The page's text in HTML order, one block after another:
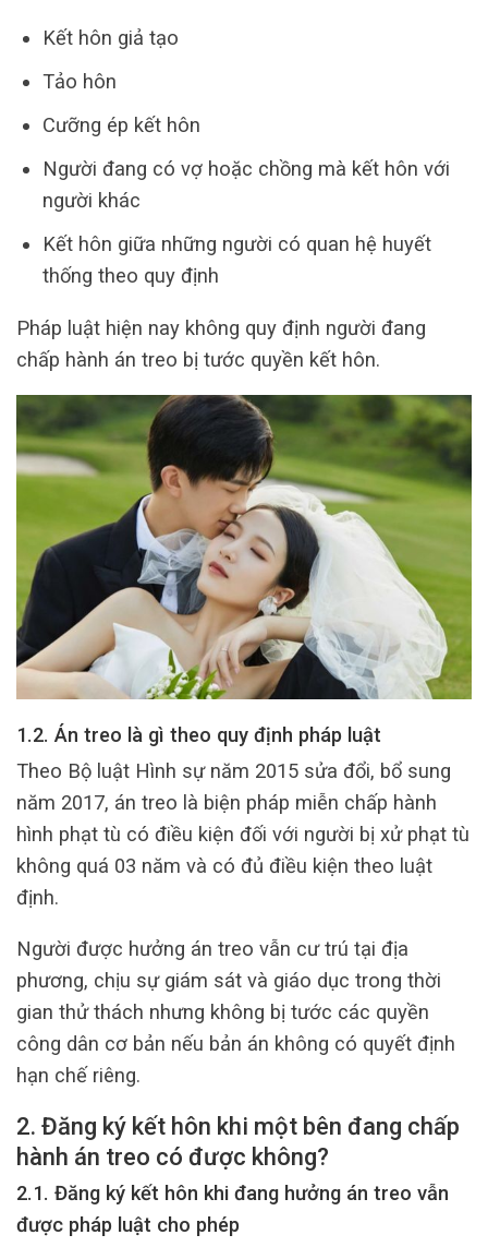
Kết hôn giả tạo
Tảo hôn
Cưỡng ép kết hôn
Người đang có vợ hoặc chồng mà kết hôn với
người khác
Kết hôn giữa những người có quan hệ huyết
thống theo quy định
Pháp luật hiện nay không quy định người đang
chấp hành án treo bị tước quyền kết hôn.
1.2. Án treo là gì theo quy định pháp luật
Theo Bộ luật Hình sự năm 2015 sửa đổi, bổ sung
năm 2017, án treo là biện pháp miễn chấp hành
hình phạt tù có điều kiện đối với người bị xử phạt tù
không quá 03 năm và có đủ điều kiện theo luật
định.
Người được hưởng án treo vẫn cư trú tại địa
phương, chịu sự giám sát và giáo dục trong thời
gian thử thách nhưng không bị tước các quyền
công dân cơ bản nếu bản án không có quyết định
hạn chế riêng.
2. Đăng ký kết hôn khi một bên đang chấp
hành án treo có được không?
2.1. Đăng ký kết hôn khi đang hưởng án treo vẫn
được pháp luật cho phép